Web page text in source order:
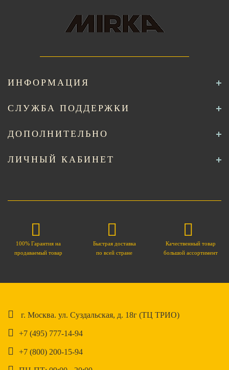
ИНФОРМАЦИЯ
СЛУЖБА ПОДДЕРЖКИ
ДОПОЛНИТЕЛЬНО
ЛИЧНЫЙ КАБИНЕТ
100% Гарантия на
продаваемый товар
Быстрая доставка
по всей стране
Качественный товар
большой ассортимент
г. Москва. ул. Суздальская, д. 18г (ТЦ ТРИО)
+7 (495) 777-14-94
+7 (800) 200-15-94